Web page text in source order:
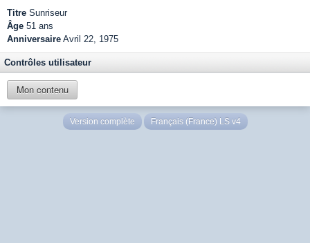
Titre Sunriseur
Âge 51 ans
Anniversaire Avril 22, 1975
Contrôles utilisateur
Mon contenu
Version complète Français (France) LS v4